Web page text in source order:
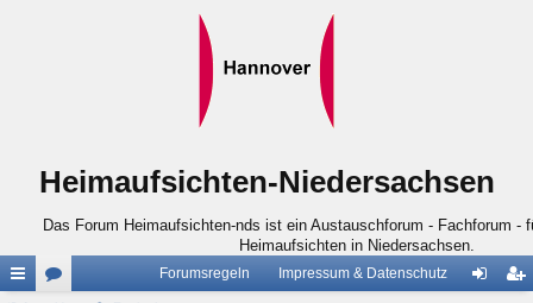
Heimaufsichten-Niedersachsen
Das Forum Heimaufsichten-nds ist ein Austauschforum - Fachforum -
Heimaufsichten in Niedersachsen.
Forumsregeln Impressum & Datenschutz